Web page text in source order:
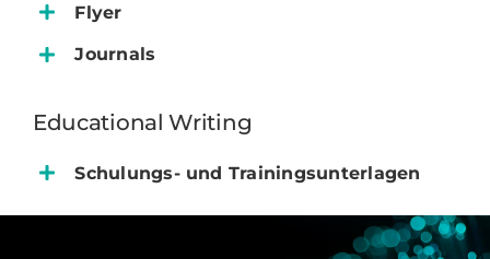
Flyer
Journals
Educational Writing
Schulungs- und Trainingsunterlagen